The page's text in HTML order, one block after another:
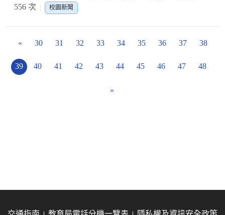
556 次
校園新聞
« 30 31 32 33 34 35 36 37 38
39 40 41 42 43 44 45 46 47 48
»